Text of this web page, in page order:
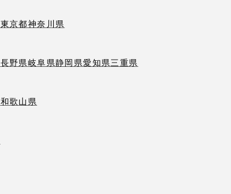
東京都神奈川県
長野県岐阜県静岡県愛知県三重県
和歌山県